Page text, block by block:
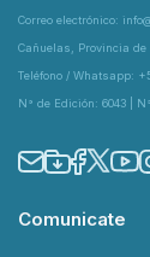
Correo electrónico:
Cañuelas, Provincia
Teléfono / Whatsapp:
N° de Edición: 6043 |
Comunicate